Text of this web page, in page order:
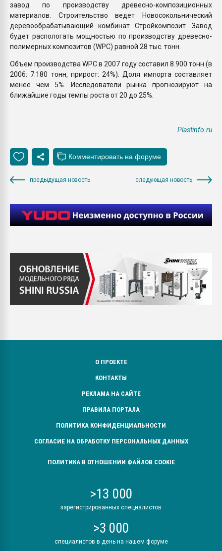
завод по производству древесно-композиционных
материалов. Строительство ведет Новосокольнический
деревообрабатывающий комбинат Стройкомпозит. Завод
будет распологать мощностью по производству древесно-
полимерных композитов (WPC) равной 28 тыс. тонн.
Объем производства WPC в 2007 году составил 8.900 тонн (в
2006: 7.180 тонн, прирост: 24%). Доля импорта составляет
менее чем 5%. Исследователи рынка прогнозируют на
ближайшие годы темпы роста от 20 до 25%.
Plastinfo.ru
предыдущая новость следующая новость
О ПРОЕКТЕ
КОНТАКТЫ
РЕКЛАМА НА САЙТЕ
ПРАВИЛА ПОРТАЛА
ПОЛИТИКА КОНФИДЕНЦИАЛЬНОСТИ
СОГЛАСИЕ НА ОБРАБОТКУ ПЕРСОНАЛЬНЫХ ДАННЫХ
ПОЛИТИКА В ОТНОШЕНИИ ФАЙЛОВ COOKIE
>13 000
зарегистрированных специалистов
>3 000
специалистов в день на нашем форуме